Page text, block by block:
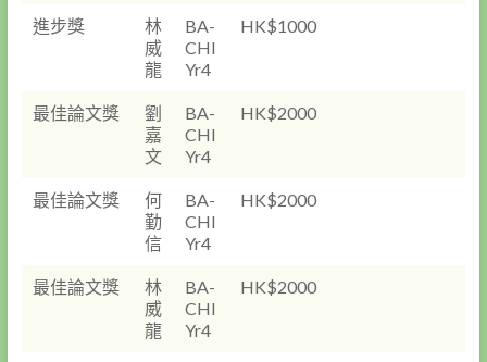
進步獎
林
威
龍
BA-
CHI
Yr4
HK$1000
最佳論文獎
劉
嘉
文
BA-
CHI
Yr4
HK$2000
最佳論文獎
何
勤
信
BA-
CHI
Yr4
HK$2000
最佳論文獎
林
威
龍
BA-
CHI
Yr4
HK$2000